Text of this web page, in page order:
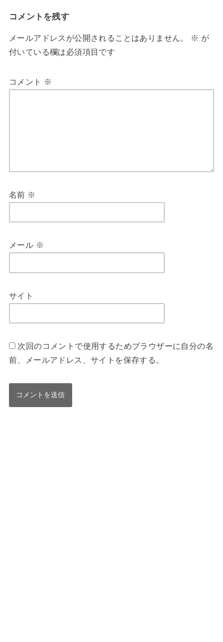
コメントを残す
メールアドレスが公開されることはありません。 ※ が
付いている欄は必須項目です
コメント ※
名前 ※
メール ※
サイト
次回のコメントで使用するためブラウザーに自分の名
前、メールアドレス、サイトを保存する。